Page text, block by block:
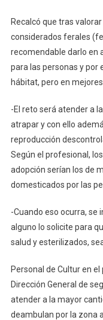
Recalcó que tras
considerados ferales
recomendable darlo en
para las personas y por
hábitat, pero en
-El reto será atender a
atrapar y con ello
reproducción
Según el profesional,
adopción serían los de
domesticados por las
-Cuando eso ocurra,
alguno lo solicite para
salud y esterilizados,
Personal de Cultur en
Dirección General de
atender a la mayor
deambulan por la zona